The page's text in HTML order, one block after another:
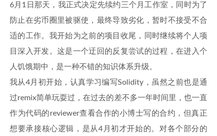
6月1日那天，我正式决定先续约三个月工作室，同时为了
防止在劣币圈里被驱使，最终导致劣化，暂时不接受不合
适的工作。我开始为之前的项目收尾，同时继续将个人项
目深入开发。这是一个迂回的反复尝试的过程，在进入个
人饥饿期中，是一种不错的知识体系升级。
我从4月初开始，认真学习编写Solidity，虽然之前也是通
过remix简单玩耍过，在过去的差不多一年时间里，也一直
作为代码的reviewer查看合作的小博士写的合约，但真正
想要承接核心逻辑，是从4月初才开始的。对各个部分的